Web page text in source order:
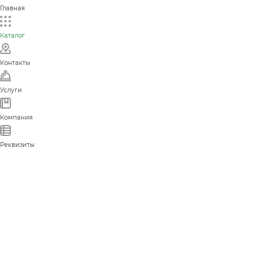
Главная
Каталог
Контакты
Услуги
Компания
Реквизиты